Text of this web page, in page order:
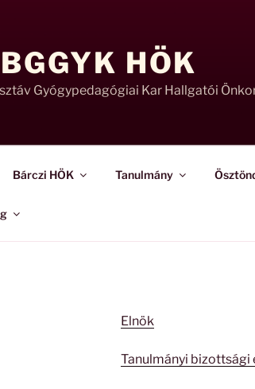
HÖK
Gyógypedagógiai Kar Hallgatói
Bárczi HÖK Tanulmány
Elnök
Tanulmányi bizottsági